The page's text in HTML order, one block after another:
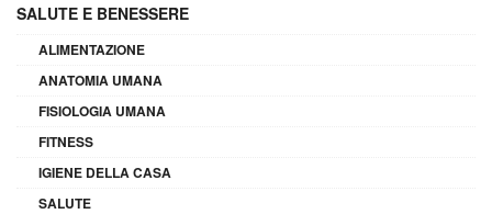
SALUTE E BENESSERE
ALIMENTAZIONE
ANATOMIA UMANA
FISIOLOGIA UMANA
FITNESS
IGIENE DELLA CASA
SALUTE